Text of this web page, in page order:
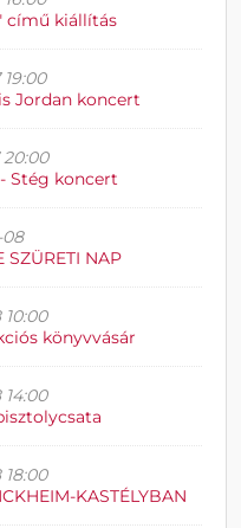
című kiállítás
Jordan koncert
Stég koncert
SZÜRETI NAP
könyvvásár
KASTÉLYBAN